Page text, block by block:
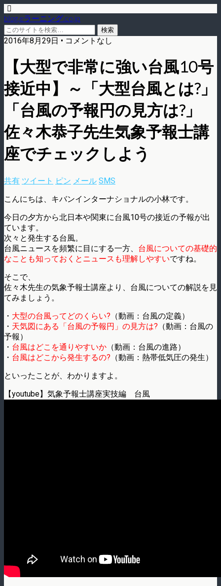
blog.eラーニング.co.jp
2016年8月29日 • コメントなし
【大型で非常に強い台風10号
接近中】～「大型台風とは?」
「台風の予報円の見方は?」
佐々木恭子先生気象予報士講
座でチェックしよう
共有 ツイート ピン メール SMS
こんにちは、キバンインターナショナルの小林です。
今日の夕方から北日本や関東に台風10号の接近の予報が出
ています。
次々と発生する台風。
台風ニュースを頻繁に目にする一方、 台風についての基礎的
なことも知っておくとニュースも理解しやすいですね。
そこで、
佐々木先生の気象予報士講座より、台風についての解説を見
てみましょう。
・ 大型の台風ってどのくらい? （動画：台風の定義）
・ 天気図にある「台風の予報円」の見方は? （動画：台風の
予報）
・ 台風はどこを通りやすいか （動画：台風の進路）
・ 台風はどこから発生するの? （動画：熱帯低気圧の発生）
といったことが、わかりますよ。
【youtube】気象予報士講座実技編 台風